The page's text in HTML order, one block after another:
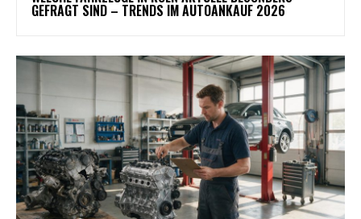
GEFRAGT SIND – TRENDS IM AUTOANKAUF 2026